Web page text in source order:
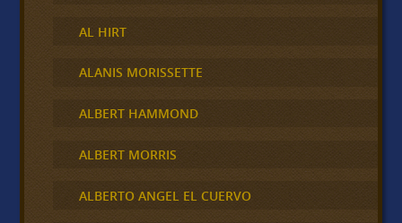
AL HIRT
ALANIS MORISSETTE
ALBERT HAMMOND
ALBERT MORRIS
ALBERTO ANGEL EL CUERVO